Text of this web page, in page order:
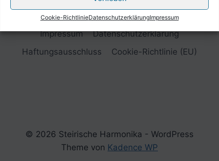
Cookie-RichtlinieDatenschutzerklärungImpressum
Impressum
Datenschutzerklärung
Haftungsausschluss
Cookie-Richtlinie (EU)
© 2026 Steirische Harmonika - WordPress
Theme von Kadence WP